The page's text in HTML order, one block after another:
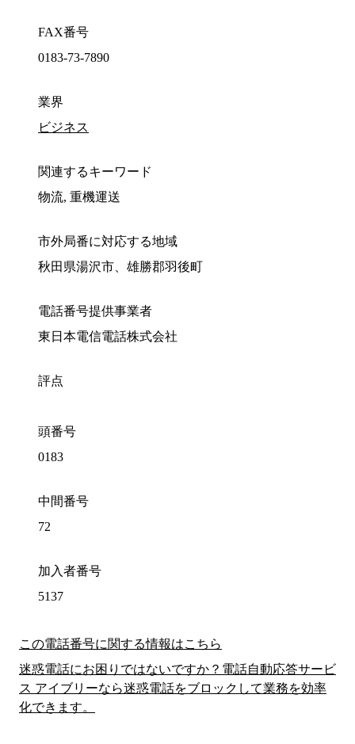
FAX番号
0183-73-7890
業界
ビジネス
関連するキーワード
物流, 重機運送
市外局番に対応する地域
秋田県湯沢市、雄勝郡羽後町
電話番号提供事業者
東日本電信電話株式会社
評点
頭番号
0183
中間番号
72
加入者番号
5137
この電話番号に関する情報はこちら
迷惑電話にお困りではないですか？電話自動応答サービ
ス アイブリーなら迷惑電話をブロックして業務を効率
化できます。